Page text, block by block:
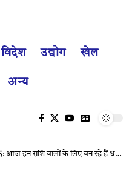
उद्योग खेल
अन्य
लाभ के प्रबल योग, कारोबारियों को हो सकता है दोगुना लाभ, पढ़ें दैनिक राशिफल